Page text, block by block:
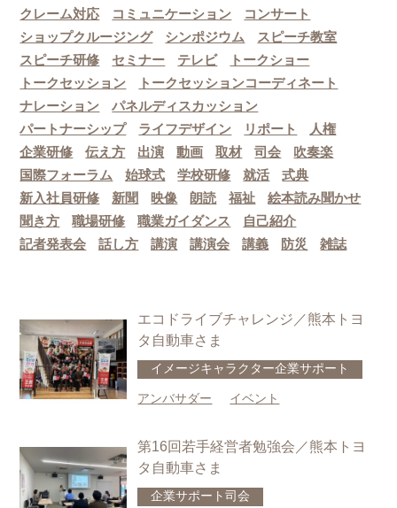
クレーム対応
コミュニケーション
コンサート
ショップクルージング
シンポジウム
スピーチ教室
スピーチ研修
セミナー テレビ
トークショー
トークセッション
トークセッションコーディネート
ナレーション
パネルディスカッション
パートナーシップ
ライフデザイン リポート
人権
企業研修
伝え方 出演 動画 取材 司会
吹奏楽
国際フォーラム
始球式 学校研修 就活
式典
新入社員研修
新聞 映像 朗読 福祉
絵本読み聞かせ
聞き方
職場研修 職業ガイダンス
自己紹介
記者発表会
話し方 講演 講演会 講義 防災 雑誌
エコドライブチャレンジ／熊本トヨ
タ自動車さま
イメージキャラクター企業サポート
アンバサダー イベント
第16回若手経営者勉強会／熊本トヨ
タ自動車さま
企業サポート司会